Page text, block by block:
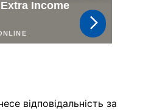
відповідальність за